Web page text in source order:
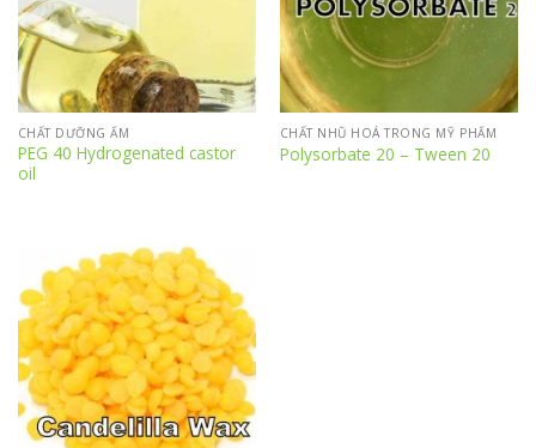
CHẤT DƯỠNG ẨM
PEG 40 Hydrogenated castor
oil
CHẤT NHŨ HOÁ TRONG MỸ PHẨM
Polysorbate 20 – Tween 20